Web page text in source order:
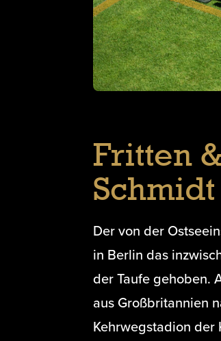
Fritten
Schmidt
Der von der
in Berlin das
der Taufe gehoben.
aus Großbritannien
Kehrwegstadion der